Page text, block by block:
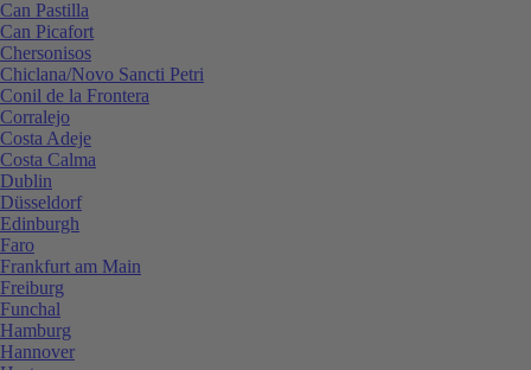
Can Pastilla
Can Picafort
Chersonisos
Chiclana/Novo Sancti Petri
Conil de la Frontera
Corralejo
Costa Adeje
Costa Calma
Dublin
Düsseldorf
Edinburgh
Faro
Frankfurt am Main
Freiburg
Funchal
Hamburg
Hannover